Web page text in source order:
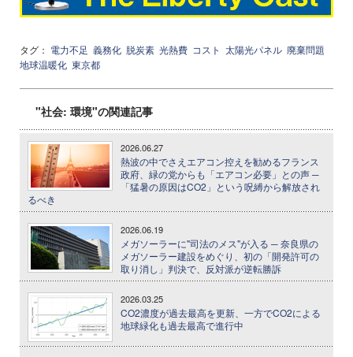
タグ： 電力不足 義務化 脱炭素 光熱費 コスト 太陽光パネル 廃棄問題
地球温暖化 東京都
"社会: 環境"の関連記事
2026.06.27
熱波の中でさえエアコン控えを勧めるフランス
政府、緑の党からも「エアコン必要」との声 ─
「猛暑の原因はCO2」という呪縛から解放され
るべき
2026.06.19
メガソーラーに"司法のメス"が入る ─ 奈良県の
メガソーラー建設をめぐり、初の「開発許可の
取り消し」判決で、反対派が逆転勝訴
2026.03.25
CO2濃度が過去最高を更新、一方でCO2による
地球緑化も過去最高で進行中